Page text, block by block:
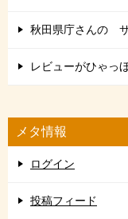
秋田県庁さんの
レビューがひゃっ
メタ情報
ログイン
投稿フィード